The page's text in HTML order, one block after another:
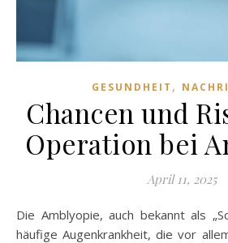
GESUNDHEIT ,
Chancen und
Operation bei
April 11, 2025
Die Amblyopie, auch bekannt als „Schwachsicht“, ist eine
häufige Augenkrankheit, die vor